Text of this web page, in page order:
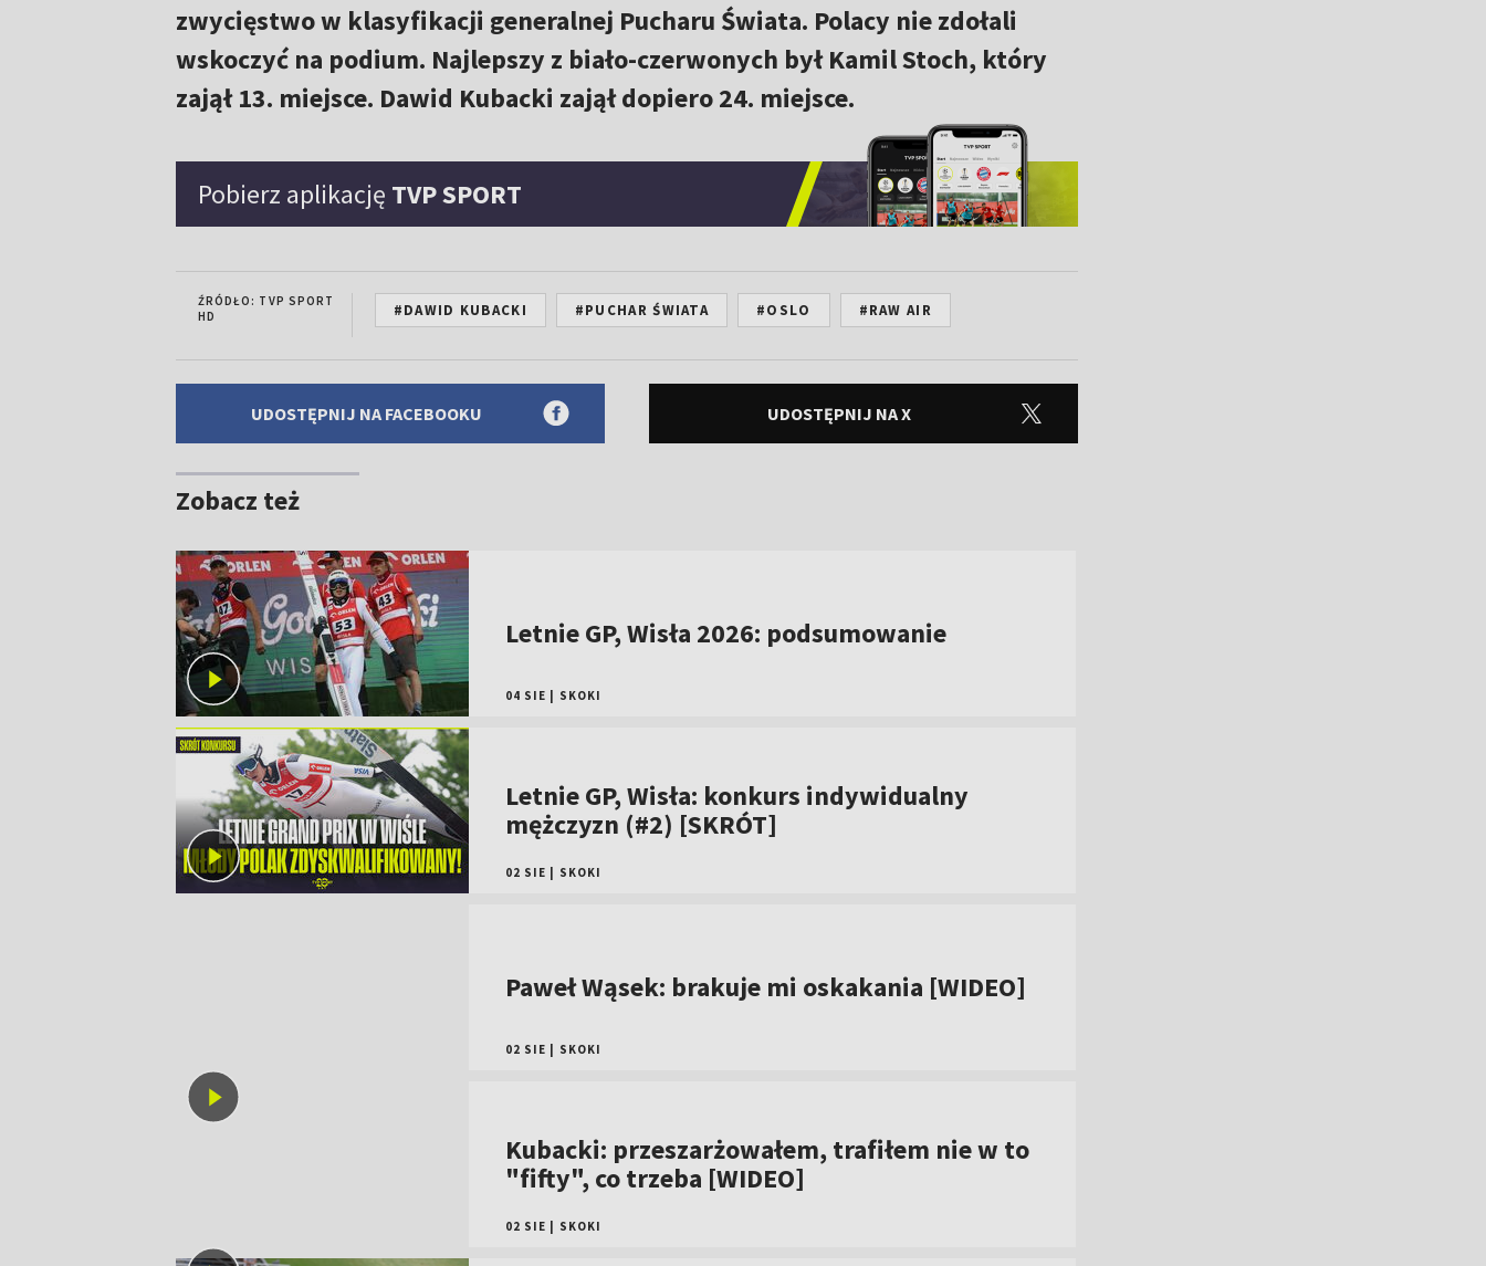
zwycięstwo w klasyfikacji generalnej Pucharu Świata. Polacy nie zdołali
wskoczyć na podium. Najlepszy z biało-czerwonych był Kamil Stoch, który
zajął 13. miejsce. Dawid Kubacki zajął dopiero 24. miejsce.
Pobierz aplikację TVP SPORT
ŹRÓDŁO: TVP SPORT
HD
#DAWID KUBACKI #PUCHAR ŚWIATA #OSLO #RAW AIR
UDOSTĘPNIJ NA FACEBOOKU UDOSTĘPNIJ NA X
Zobacz też
Letnie GP, Wisła 2026: podsumowanie
04 SIE SKOKI
Letnie GP, Wisła: konkurs indywidualny
mężczyzn (#2) [SKRÓT]
02 SIE SKOKI
Paweł Wąsek: brakuje mi oskakania [WIDEO]
02 SIE SKOKI
Kubacki: przeszarżowałem, trafiłem nie w to
"fifty", co trzeba [WIDEO]
02 SIE SKOKI